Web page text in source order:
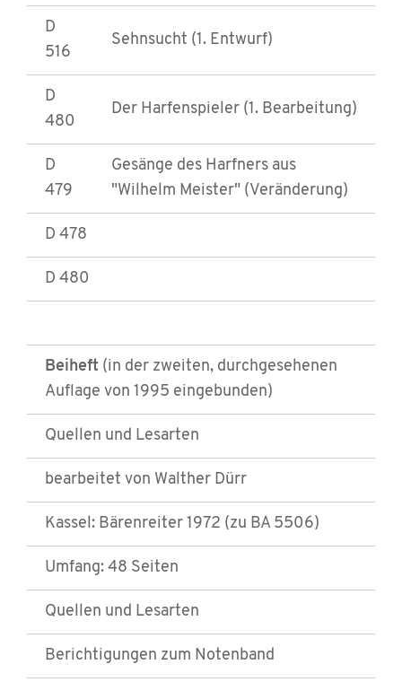
D
516
Sehnsucht (1. Entwurf)
D
480
Der Harfenspieler (1. Bearbeitung)
D
479
Gesänge des Harfners aus
"Wilhelm Meister" (Veränderung)
D 478
D 480
Beiheft (in der zweiten, durchgesehenen
Auflage von 1995 eingebunden)
Quellen und Lesarten
bearbeitet von Walther Dürr
Kassel: Bärenreiter 1972 (zu BA 5506)
Umfang: 48 Seiten
Quellen und Lesarten
Berichtigungen zum Notenband